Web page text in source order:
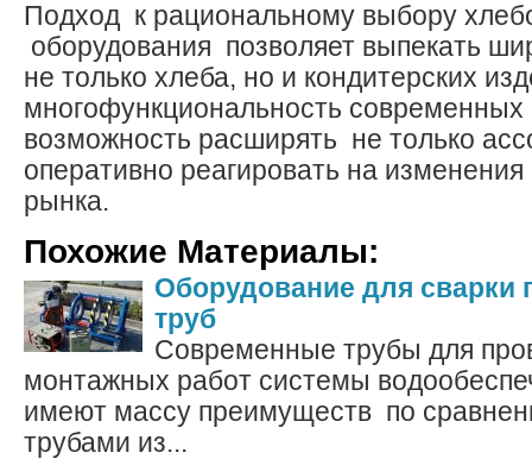
Подход к рациональному выбору
оборудования позволяет выпекать
не только хлеба, но и кондитерских
многофункциональность
возможность расширять не только
оперативно реагировать на изменения
рынка.
Похожие Материалы:
Оборудование для сварки
труб
Современные трубы для
монтажных работ системы
имеют массу преимуществ по
трубами из...